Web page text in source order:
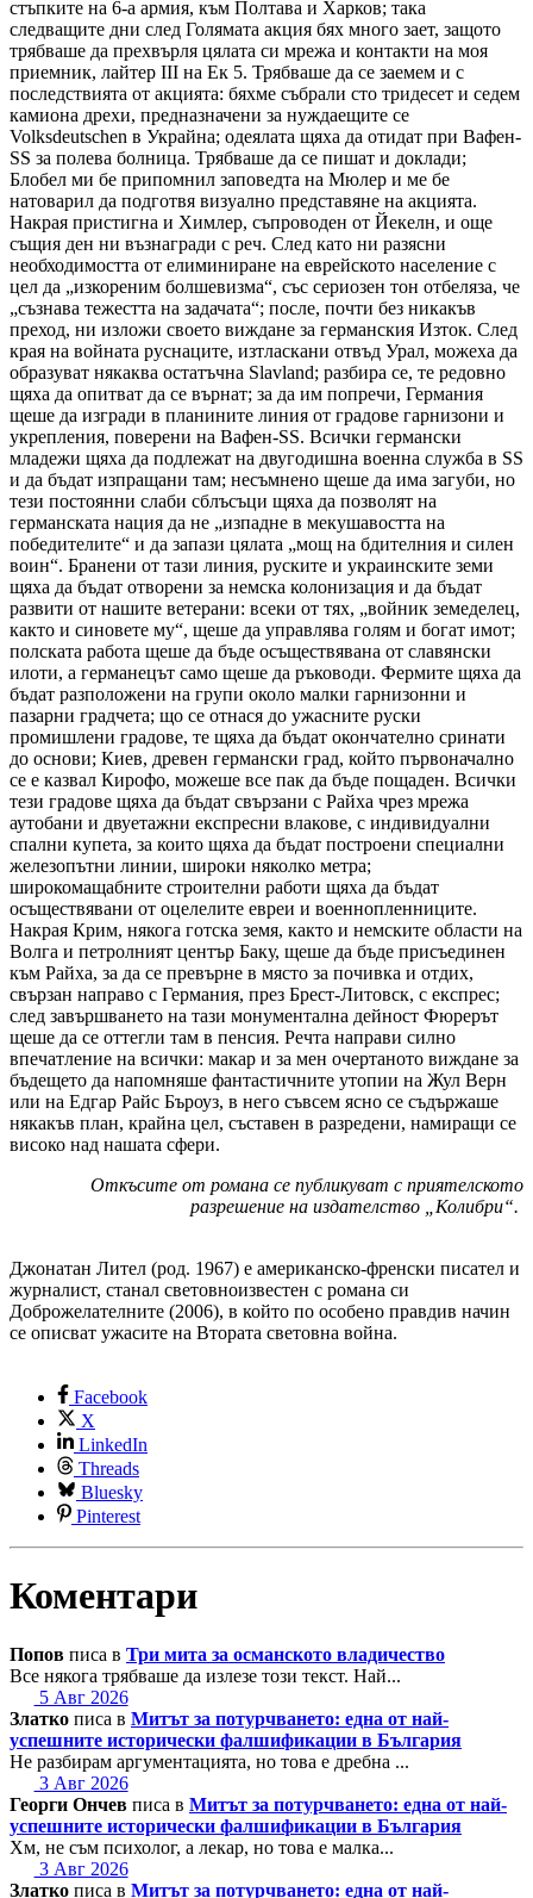
стъпките на 6-а армия, към Полтава и Харков; така
следващите дни след Голямата акция бях много зает, защото
трябваше да прехвърля цялата си мрежа и контакти на моя
приемник, лайтер III на Ек 5. Трябваше да се заемем и с
последствията от акцията: бяхме събрали сто тридесет и седем
камиона дрехи, предназначени за нуждаещите се
Volksdeutschen в Украйна; одеялата щяха да отидат при Вафен-
SS за полева болница. Трябваше да се пишат и доклади;
Блобел ми бе припомнил заповедта на Мюлер и ме бе
натоварил да подготвя визуално представяне на акцията.
Накрая пристигна и Химлер, съпроводен от Йекелн, и още
същия ден ни възнагради с реч. След като ни разясни
необходимостта от елиминиране на еврейското население с
цел да „изкореним болшевизма“, със сериозен тон отбеляза, че
„съзнава тежестта на задачата“; после, почти без никакъв
преход, ни изложи своето виждане за германския Изток. След
края на войната руснаците, изтласкани отвъд Урал, можеха да
образуват някаква остатъчна Slavland; разбира се, те редовно
щяха да опитват да се върнат; за да им попречи, Германия
щеше да изгради в планините линия от градове гарнизони и
укрепления, поверени на Вафен-SS. Всички германски
младежи щяха да подлежат на двугодишна военна служба в SS
и да бъдат изпращани там; несъмнено щеше да има загуби, но
тези постоянни слаби сблъсъци щяха да позволят на
германската нация да не „изпадне в мекушавостта на
победителите“ и да запази цялата „мощ на бдителния и силен
воин“. Бранени от тази линия, руските и украинските земи
щяха да бъдат отворени за немска колонизация и да бъдат
развити от нашите ветерани: всеки от тях, „войник земеделец,
както и синовете му“, щеше да управлява голям и богат имот;
полската работа щеше да бъде осъществявана от славянски
илоти, а германецът само щеше да ръководи. Фермите щяха да
бъдат разположени на групи около малки гарнизонни и
пазарни градчета; що се отнася до ужасните руски
промишлени градове, те щяха да бъдат окончателно сринати
до основи; Киев, древен германски град, който първоначално
се е казвал Кирофо, можеше все пак да бъде пощаден. Всички
тези градове щяха да бъдат свързани с Райха чрез мрежа
аутобани и двуетажни експресни влакове, с индивидуални
спални купета, за които щяха да бъдат построени специални
железопътни линии, широки няколко метра;
широкомащабните строителни работи щяха да бъдат
осъществявани от оцелелите евреи и военнопленниците.
Накрая Крим, някога готска земя, както и немските области на
Волга и петролният център Баку, щеше да бъде присъединен
към Райха, за да се превърне в място за почивка и отдих,
свързан направо с Германия, през Брест-Литовск, с експрес;
след завършването на тази монументална дейност Фюрерът
щеше да се оттегли там в пенсия. Речта направи силно
впечатление на всички: макар и за мен очертаното виждане за
бъдещето да напомняше фантастичните утопии на Жул Верн
или на Едгар Райс Бъроуз, в него съвсем ясно се съдържаше
някакъв план, крайна цел, съставен в разредени, намиращи се
високо над нашата сфери.
Откъсите от романа се публикуват с приятелското
разрешение на издателство „Колибри“.
Джонатан Лител (род. 1967) е американско-френски писател и
журналист, станал световноизвестен с романа си
Доброжелателните (2006), в който по особено правдив начин
се описват ужасите на Втората световна война.
Facebook
X
LinkedIn
Threads
Bluesky
Pinterest
Коментари
Попов писа в Три мита за османското владичество
Все някога трябваше да излезе този текст. Най...
5 Авг 2026
Златко писа в Митът за потурчването: една от най-
успешните исторически фалшификации в България
Не разбирам аргументацията, но това е дребна ...
3 Авг 2026
Георги Ончев писа в Митът за потурчването: една от най-
успешните исторически фалшификации в България
Хм, не съм психолог, а лекар, но това е малка...
3 Авг 2026
Златко писа в Митът за потурчването: една от най-